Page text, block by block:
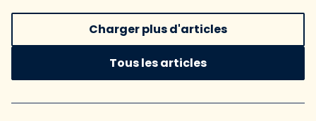
Charger plus d'articles
Tous les articles